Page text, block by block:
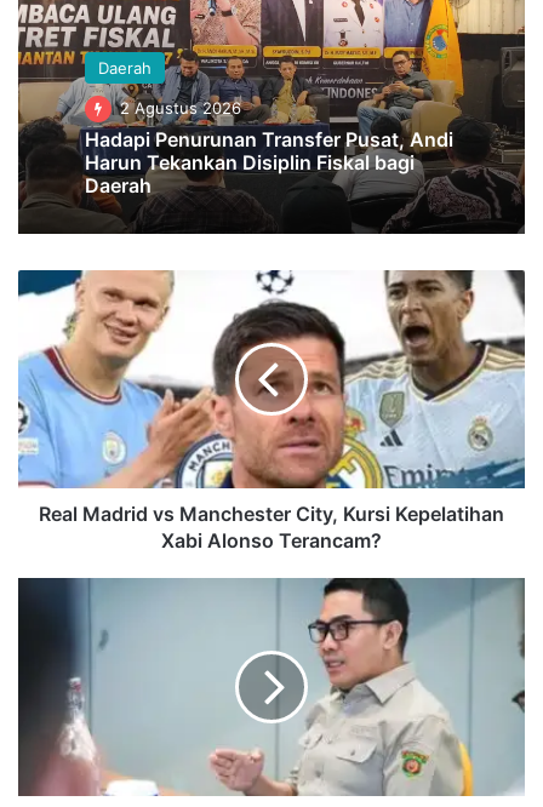
Daerah
2 Agustus 2026
Hadapi Penurunan Transfer Pusat, Andi
Harun Tekankan Disiplin Fiskal bagi
Daerah
Manchester
City,
Kursi
Kepelatihan
Xabi
Alonso
Terancam?
Real Madrid vs Manchester City, Kursi Kepelatihan
Xabi Alonso Terancam?
Ketersediaan
Pangan
Jelang